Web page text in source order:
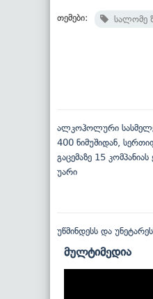
თემები: სალომე
ალკოჰოლური
400 ნიმუშიდან,
გაცემაზე 15 კომპანიას
უარი
უწმინდესს და
მულტიმედია